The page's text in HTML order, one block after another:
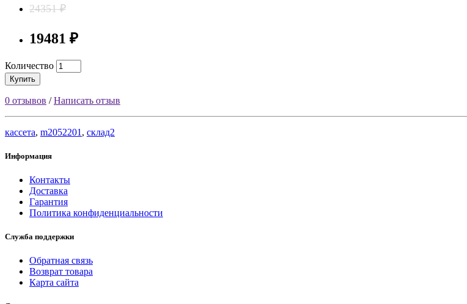
24351 ₽
19481 ₽
Количество
Купить
0 отзывов /Написать отзыв
кассета, m2052201 , склад2
Информация
Контакты
Доставка
Гарантия
Политика конфиденциальности
Служба поддержки
Обратная связь
Возврат товара
Карта сайта